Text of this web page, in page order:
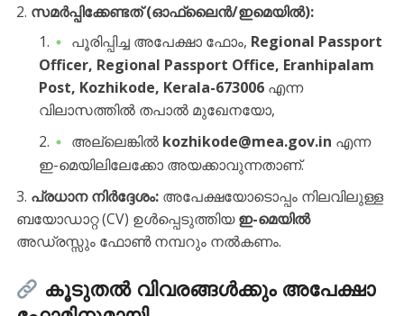
സമർപ്പിക്കേണ്ടത് (ഓഫ്‌ലൈൻ/ഇമെയിൽ):
​പൂരിപ്പിച്ച അപേക്ഷാ ഫോം, Regional Passport
Officer, Regional Passport Office, Eranhipalam
Post, Kozhikode, Kerala-673006എന്ന
വിലാസത്തിൽ തപാൽ മുഖേനയോ,
​അല്ലെങ്കിൽ kozhikode@mea.gov.in എന്ന
ഇ-മെയിലിലേക്കോ അയക്കാവുന്നതാണ്.
പ്രധാന നിർദ്ദേശം:അപേക്ഷയോടൊപ്പം നിലവിലുള്ള
ബയോഡാറ്റ (CV) ഉൾപ്പെടുത്തിയഇ-മെയിൽ
അഡ്രസ്സും ഫോൺ നമ്പറും നൽകണം.
കൂടുതൽ വിവരങ്ങൾക്കും അപേക്ഷാ